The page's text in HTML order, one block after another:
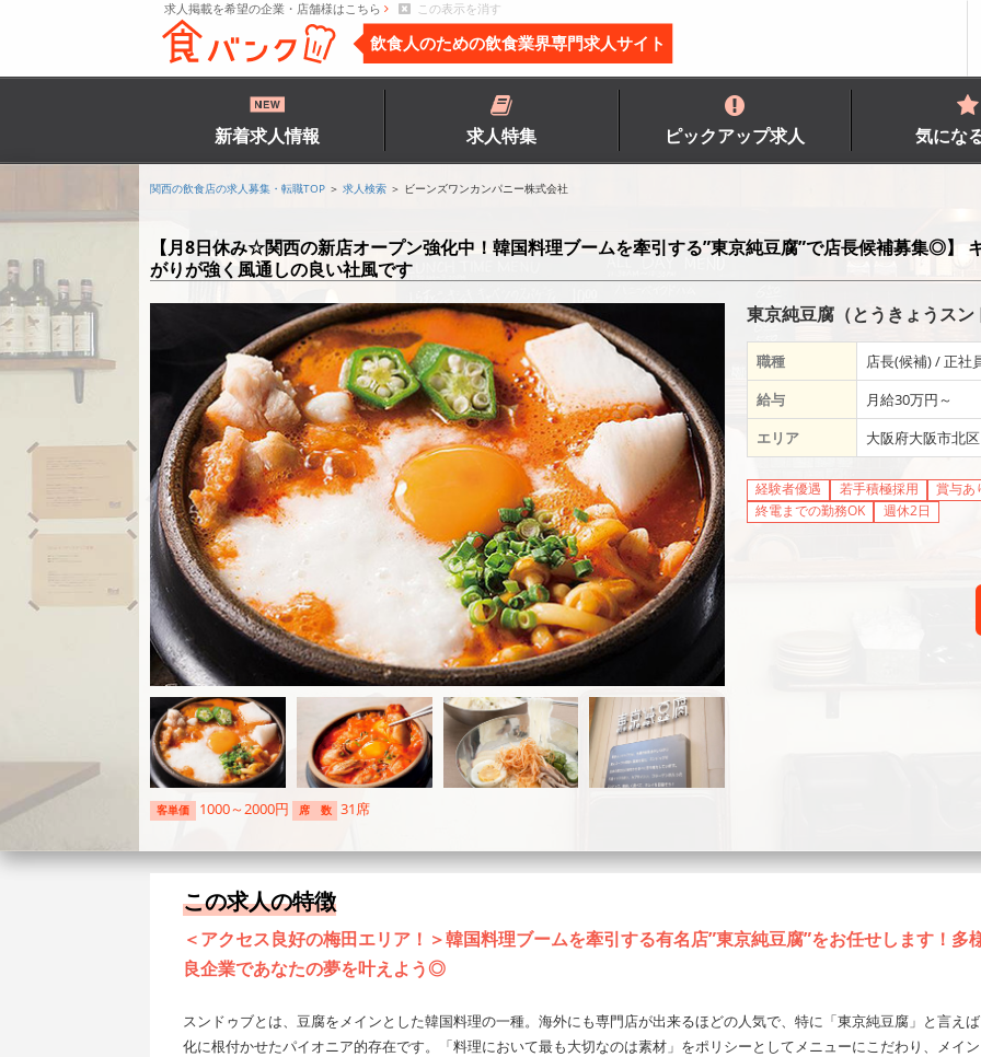
求人掲載を希望の企業・店舗様はこちら この表示を消す
飲食人のための飲食業界専門求人サイト
新着求人情報 求人特集 ピックアップ求人 気にな
関西の飲食店の求人募集・転職TOP ＞ 求人検索 ＞ ビーンズワンカンパニー株式会社
東京純豆腐（とうきょうス
【月8日休み☆関西の新店オープン強化中！韓国料理ブームを牽引する”東京純豆腐”で店長候補募集◎
がりが強く風通しの良い社風です
客単価 1000～2000円 席 数 31席
職種
店長(候補) / 正社
給与
月給30万円～
エリア
大阪府大阪市北区
経験者優遇 若手積極採用
賞与あ
終電までの勤務OK
週休2日
この求人の特徴
＜アクセス良好の梅田エリア！＞韓国料理ブームを牽引する有名店”東京純豆腐”をお任せします！
良企業であなたの夢を叶えよう◎
スンドゥブとは、豆腐をメインとした韓国料理の一種。海外にも専門店が出来るほどの人気で、特に「東京純豆腐」と言え
化に根付かせたパイオニア的存在です。「料理において最も大切なのは素材」をポリシーとしてメニューにこだわり、メイ